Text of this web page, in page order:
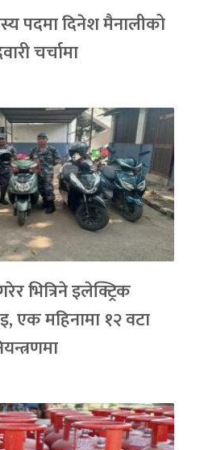
पदमा दिनेश मैनालीको
चर्चामा
भित्रिने इलेक्ट्रिक
एक महिनामा १२ वटा